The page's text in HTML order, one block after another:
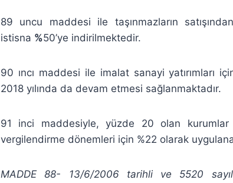
89 uncu maddesi ile taşınmazların
istisna %50’ye indirilmektedir.
90 ıncı maddesi ile imalat sanayi yatırımları
2018 yılında da devam etmesi sağlanmaktadır.
91 inci maddesiyle, yüzde 20 olan kurumlar
vergilendirme dönemleri için %22 olarak
MADDE 88- 13/6/2006 tarihli ve 5520